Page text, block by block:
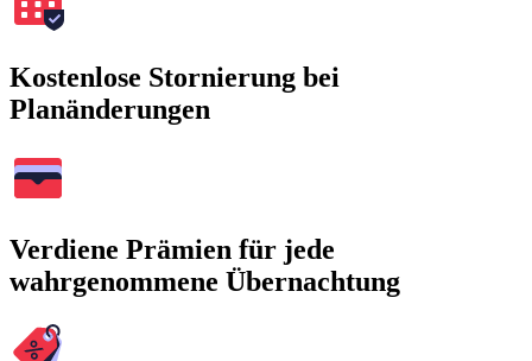
Kostenlose Stornierung bei
Planänderungen
Verdiene Prämien für jede
wahrgenommene Übernachtung